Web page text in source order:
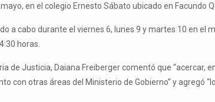
en el colegio Ernesto Sábato ubicado en Facundo
a cabo durante el viernes 6, lunes 9 y martes 10 en el
horas.
de Justicia, Daiana Freiberger comentó que “acercar,
con otras áreas del Ministerio de Gobierno” y agregó